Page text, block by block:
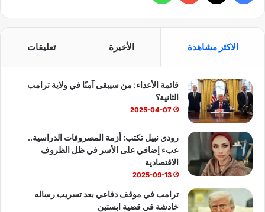
ي
و
ك
X
Y
T
u
e
ا
ا
ب
الاكثر مشاهدة الأخيرة تعليقات
قائمة الأعداء: من سيبقى آمنًا في ولاية ترامب
الثانية؟
2025-04-07
رودي نبيل تكتب: أزمة المصروفات الدراسية..
عبء إضافي على الأسر في ظل الظروف
الاقتصادية
2025-09-13
ترامب في موقف دفاعي بعد تسريب رساله
خادشة في قضية ابستين